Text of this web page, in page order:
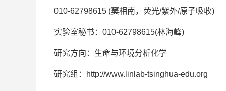
010-62798615 (窦相南，荧光/紫外/原子吸收)
实验室秘书：010-62798615(林海峰)
研究方向：生命与环境分析化学
研究组： http://www.linlab-tsinghua-edu.org